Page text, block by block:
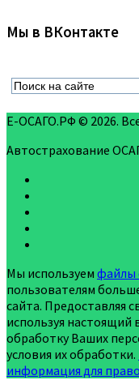
Мы в ВКонтакте
Е-ОСАГО.РФ © 2026.
Автострахование
Мы используем файлы
пользователям
сайта. Предоставляя
используя настоящий
обработку Ваших
условия их обработки.
информация для